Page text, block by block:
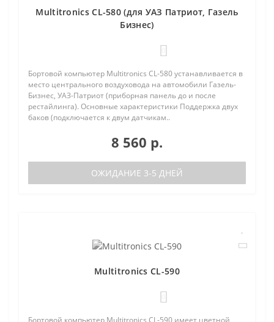
Multitronics CL-580 (для УАЗ Патриот, Газель
Бизнес)
Бортовой компьютер Multitronics CL-580 устанавливается в
место центрального воздуховода на автомобили Газель-
Бизнес, УАЗ-Патриот (приборная панель до и после
рестайлинга). Основные характеристики Поддержка двух
баков (подключается к двум датчикам..
8 560 р.
ОЖИДАНИЕ 3-5 ДНЕЙ
Multitronics CL-590